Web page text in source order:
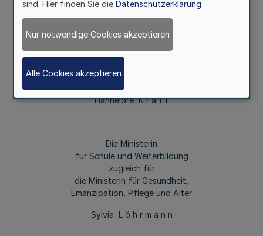
Nordrhein-Westfalen
Die Ministerpräsidentin
Hannelore K r a f t
Die Ministerin
für Schule und Weiterbildung
zugleich für
die Ministerin für Gesundheit,
Emanzipation, Pflege und Alter
Sylvia L ö h r m a n n
sind. Hier finden Sie die Datenschutzerklärung
Nur notwendige Cookies akzeptieren
Alle Cookies akzeptieren